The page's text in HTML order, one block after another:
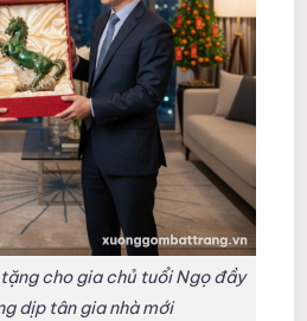
cho gia chủ tuổi Ngọ đầy
dịp tân gia nhà mới